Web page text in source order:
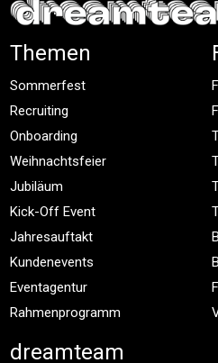
Themen
Sommerfest
Recruiting
Onboarding
Weihnachtsfeier
Jubiläum
Kick-Off Event
Jahresauftakt
Kundenevents
Eventagentur
Rahmenprogramm
dreamteam